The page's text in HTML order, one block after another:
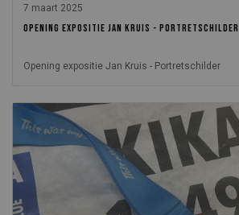
7 maart 2025
OPENING EXPOSITIE JAN KRUIS - PORTRETSCHILDER
Opening expositie Jan Kruis - Portretschilder